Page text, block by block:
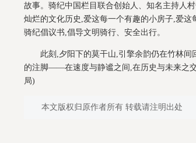
故事。骑纪中国栏目联合创始人、知名主持人
灿烂的文化历史,爱这每一个有趣的小房子,爱这
骑纪倡议书,倡导文明骑行、安全出行。
此刻,夕阳下的莫干山,引擎余韵仍在竹林
的注脚——在速度与静谧之间,在历史与未来之
局)
本文版权归原作者所有 转载请注明出处